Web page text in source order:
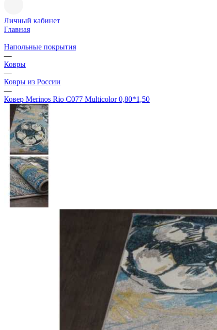
Личный кабинет
Главная
—
Напольные покрытия
—
Ковры
—
Ковры из России
—
Ковер Merinos Rio C077 Multicolor 0,80*1,50